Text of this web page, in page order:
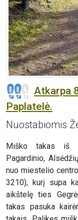
Atkarpa
Paplatelė.
Nuostabiomis
Miško takas iš
Pagardinio,
nuo miestelio
3210), kurį supa
aikštelę ties
takas pasuka